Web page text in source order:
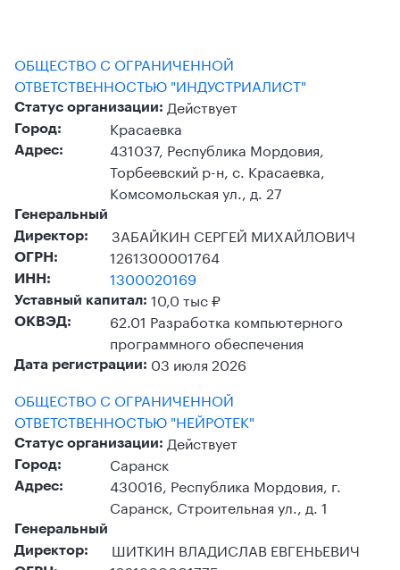
ОБЩЕСТВО С ОГРАНИЧЕННОЙ
ОТВЕТСТВЕННОСТЬЮ "ИНДУСТРИАЛИСТ"
Статус организации: Действует
Город: Красаевка
Адрес:
431037, Республика Мордовия,
Торбеевский р-н, с. Красаевка,
Комсомольская ул., д. 27
Генеральный
Директор:
ЗАБАЙКИН СЕРГЕЙ МИХАЙЛОВИЧ
ОГРН: 1261300001764
ИНН: 1300020169
Уставный капитал: 10,0 тыс ₽
ОКВЭД:
62.01 Разработка компьютерного
программного обеспечения
Дата регистрации: 03 июля 2026
ОБЩЕСТВО С ОГРАНИЧЕННОЙ
ОТВЕТСТВЕННОСТЬЮ "НЕЙРОТЕК"
Статус организации: Действует
Город: Саранск
Адрес:
430016, Республика Мордовия, г.
Саранск, Строительная ул., д. 1
Генеральный
Директор:
ШИТКИН ВЛАДИСЛАВ ЕВГЕНЬЕВИЧ